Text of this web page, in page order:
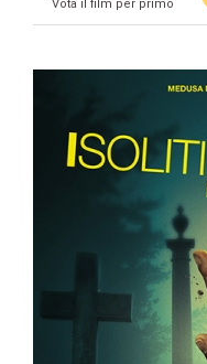
Vota il film per primo